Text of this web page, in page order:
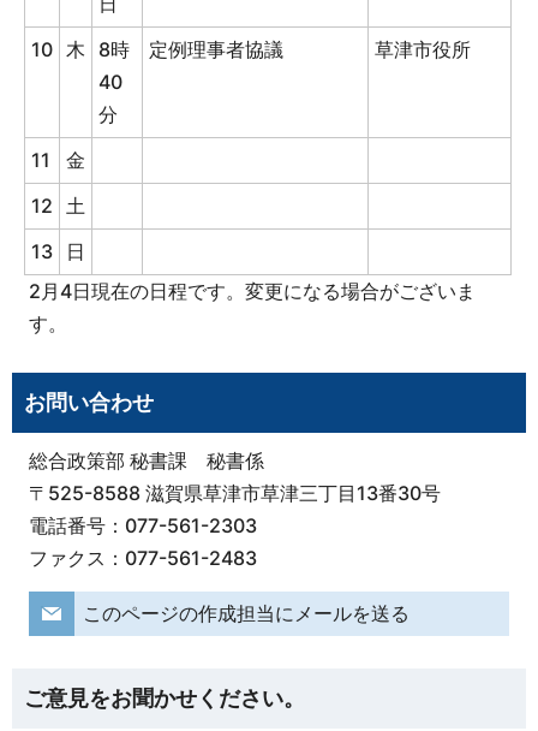
10 木
8時
40
分
定例理事者協議 草津市役所
11
金
12
土
13
日
2月4日現在の日程です。変更になる場合がございま
す。
お問い合わせ
総合政策部 秘書課 秘書係
〒525-8588 滋賀県草津市草津三丁目13番30号
電話番号：077-561-2303
ファクス：077-561-2483
このページの作成担当にメールを送る
ご意見をお聞かせください。